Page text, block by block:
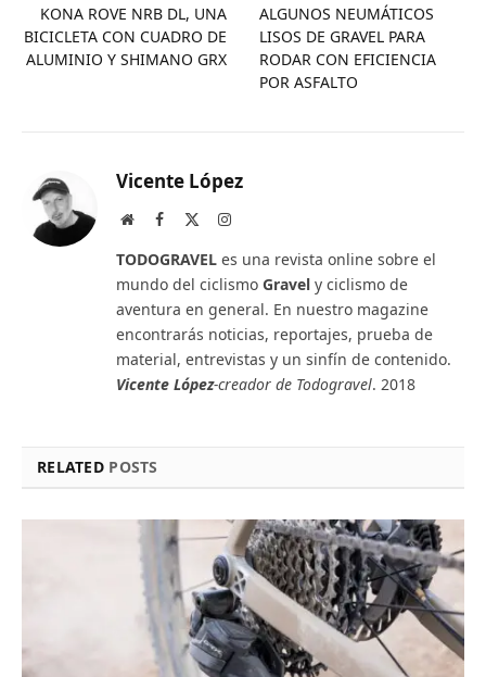
KONA ROVE NRB DL, UNA
BICICLETA CON CUADRO DE
ALUMINIO Y SHIMANO GRX
ALGUNOS NEUMÁTICOS
LISOS DE GRAVEL PARA
RODAR CON EFICIENCIA
POR ASFALTO
Vicente López
WebsiteFacebook Instagram
TODOGRAVEL es una revista online sobre el
mundo del ciclismo Gravel y ciclismo de
aventura en general. En nuestro magazine
encontrarás noticias, reportajes, prueba de
material, entrevistas y un sinfín de contenido.
Vicente López-creador de Todogravel. 2018
RELATED POSTS